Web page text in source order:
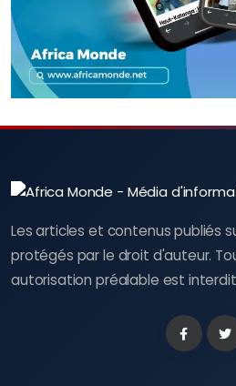
Les articles et contenus publiés
protégés par le droit d'auteur.
autorisation préalable est